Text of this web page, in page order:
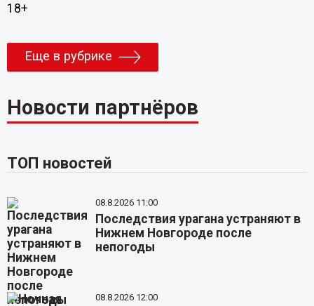
18+
Еще в рубрике
Новости партнёров
ТОП новостей
08.8.2026 11:00
Последствия урагана устраняют в
Нижнем Новгороде после
непогоды
08.8.2026 12:00